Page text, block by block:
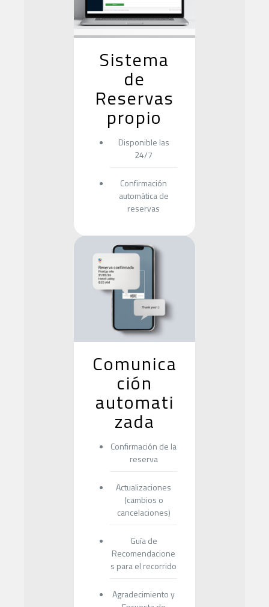
Sistema
de
Reservas
propio
Disponible las
24/7
Confirmación
automática de
reservas
Comunica
ción
automati
zada
Confirmación de la
reserva
Actualizaciones
(cambios o
cancelaciones)
Guía de
Recomendacione
s para el recorrido
Agradecimiento y